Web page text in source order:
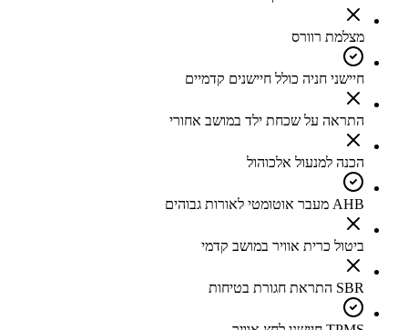
מצלמת רוורס
חיישני חניה כולל חיישנים קדמיים
התראה על שכחת ילד במושב אחורי
הכנה למנעול אלכוהול
AHB מעבר אוטומטי לאורות גבוהים
ביטול כרית אוויר במושב קדמי
SBR התראת חגורת בטיחות